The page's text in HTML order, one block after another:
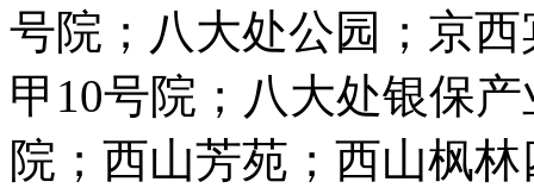
号院；八大处公园；京
甲10号院；八大处银保
院；西山芳苑；西山枫